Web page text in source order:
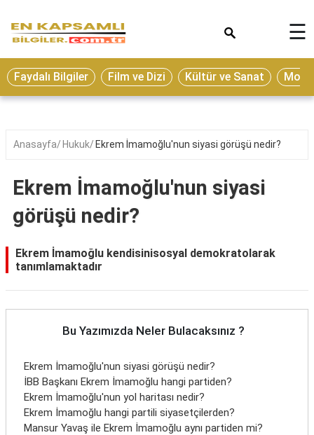
Eğitim
Ekonomi
Seyahat
Oyun
Yaşam
Hukuk
☰
Faydalı Bilgiler Film ve Dizi Kültür ve Sanat
Anasayfa Hukuk Ekrem İmamoğlu'nun siyasi görüşü nedir?
Ekrem İmamoğlu'nun siyasi
görüşü nedir?
Ekrem İmamoğlu kendisinisosyal demokratolarak
tanımlamaktadır
Bu Yazımızda Neler Bulacaksınız ?
Ekrem İmamoğlu'nun siyasi görüşü nedir?
İBB Başkanı Ekrem İmamoğlu hangi partiden?
Ekrem İmamoğlu'nun yol haritası nedir?
Ekrem İmamoğlu hangi partili siyasetçilerden?
Mansur Yavaş ile Ekrem İmamoğlu aynı partiden mi?